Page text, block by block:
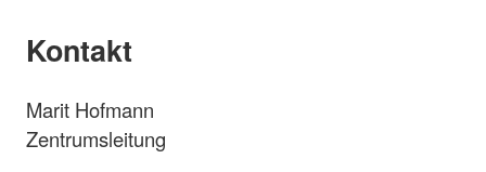
Kontakt
Marit Hofmann
Zentrumsleitung